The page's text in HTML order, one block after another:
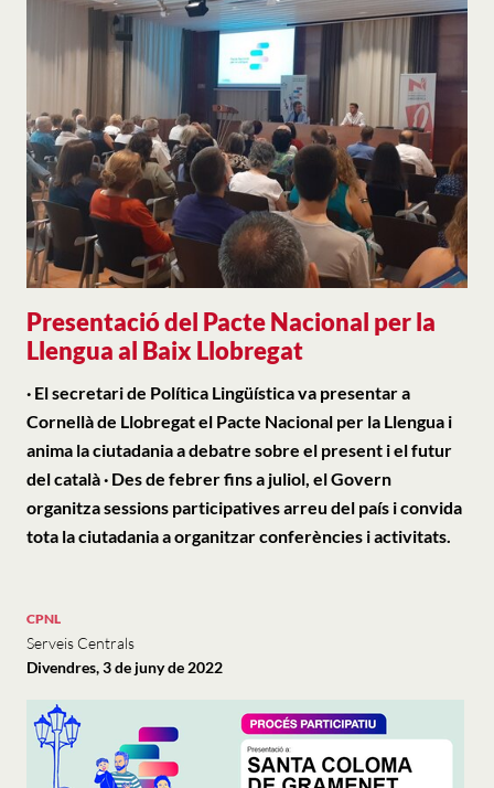
Presentació del Pacte Nacional per la
Llengua al Baix Llobregat
· El secretari de Política Lingüística va presentar a
Cornellà de Llobregat el Pacte Nacional per la Llengua i
anima la ciutadania a debatre sobre el present i el futur
del català · Des de febrer fins a juliol, el Govern
organitza sessions participatives arreu del país i convida
tota la ciutadania a organitzar conferències i activitats.
CPNL
Serveis Centrals
Divendres, 3 de juny de 2022